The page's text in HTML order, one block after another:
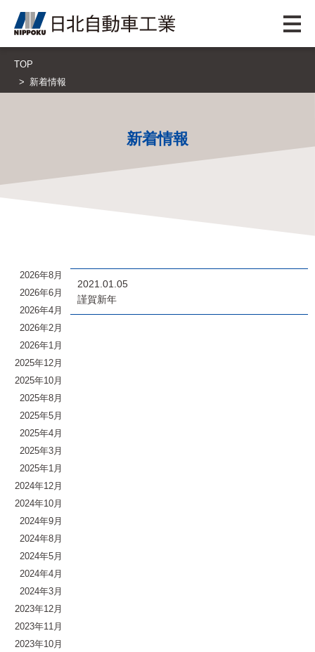
TOP
新着情報
新着情報
2026年8月
2026年6月
2026年4月
2026年2月
2026年1月
2025年12月
2025年10月
2025年8月
2025年5月
2025年4月
2025年3月
2025年1月
2024年12月
2024年10月
2024年9月
2024年8月
2024年5月
2024年4月
2024年3月
2023年12月
2023年11月
2023年10月
2021.01.05
謹賀新年